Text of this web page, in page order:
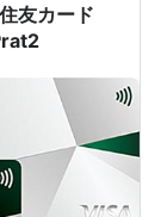
友カード